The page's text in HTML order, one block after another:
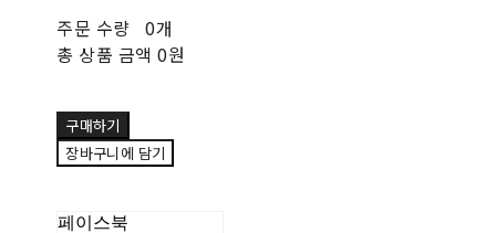
주문 수량 0개
총 상품 금액 0원
구매하기
장바구니에 담기
페이스북